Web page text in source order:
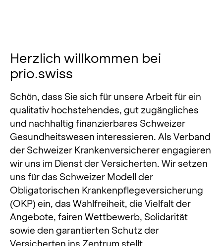
Herzlich willkommen bei
prio.swiss
Schön, dass Sie sich für unsere Arbeit für ein
qualitativ hochstehendes, gut zugängliches
und nachhaltig finanzierbares Schweizer
Gesundheitswesen interessieren. Als Verband
der Schweizer Krankenversicherer engagieren
wir uns im Dienst der Versicherten. Wir setzen
uns für das Schweizer Modell der
Obligatorischen Krankenpflegeversicherung
(OKP) ein, das Wahlfreiheit, die Vielfalt der
Angebote, fairen Wettbewerb, Solidarität
sowie den garantierten Schutz der
Versicherten ins Zentrum stellt.